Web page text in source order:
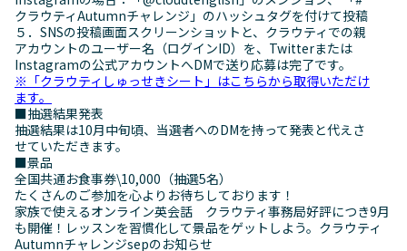
クラウティAutumnチャレンジ」のハッシュタグを付けて投稿
５．SNSの投稿画面スクリーンショットと、クラウティでの親
アカウントのユーザー名（ログインID）を、Twitterまたは
Instagramの公式アカウントへDMで送り応募は完了です。
※「クラウティしゅっせきシート」はこちらから取得いただけ
ます。
■抽選結果発表
抽選結果は10月中旬頃、当選者へのDMを持って発表と代えさ
せていただきます。
■景品
全国共通お食事券\10,000（抽選5名）
たくさんのご参加を心よりお待ちしております！
家族で使えるオンライン英会話 クラウティ事務局好評につき9月
も開催！レッスンを習慣化して景品をゲットしよう。クラウティ
Autumnチャレンジsepのお知らせ